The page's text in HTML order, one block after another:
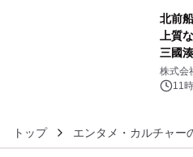
販売開
北前
上質
三國
株式会
11
トップ エンタメ・カルチャー